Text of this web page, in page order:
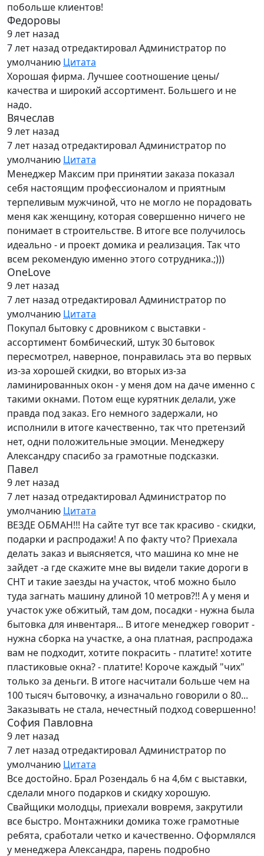
побольше клиентов!
Федоровы
9 лет назад
7 лет назад отредактировал Администратор по
умолчанию Цитата
Хорошая фирма. Лучшее соотношение цены/
качества и широкий ассортимент. Большего и не
надо.
Вячеслав
9 лет назад
7 лет назад отредактировал Администратор по
умолчанию Цитата
Менеджер Максим при принятии заказа показал
себя настоящим профессионалом и приятным
терпеливым мужчиной, что не могло не порадовать
меня как женщину, которая совершенно ничего не
понимает в строительстве. В итоге все получилось
идеально - и проект домика и реализация. Так что
всем рекомендую именно этого сотрудника.;)))
OneLove
9 лет назад
7 лет назад отредактировал Администратор по
умолчанию Цитата
Покупал бытовку с дровником с выставки -
ассортимент бомбический, штук 30 бытовок
пересмотрел, наверное, понравилась эта во первых
из-за хорошей скидки, во вторых из-за
ламинированных окон - у меня дом на даче именно с
такими окнами. Потом еще курятник делали, уже
правда под заказ. Его немного задержали, но
исполнили в итоге качественно, так что претензий
нет, одни положительные эмоции. Менеджеру
Александру спасибо за грамотные подсказки.
Павел
9 лет назад
7 лет назад отредактировал Администратор по
умолчанию Цитата
ВЕЗДЕ ОБМАН!!! На сайте тут все так красиво - скидки,
подарки и распродажи! А по факту что? Приехала
делать заказ и выясняется, что машина ко мне не
зайдет -а где скажите мне вы видели такие дороги в
СНТ и такие заезды на участок, чтоб можно было
туда загнать машину длиной 10 метров?!! А у меня и
участок уже обжитый, там дом, посадки - нужна была
бытовка для инвентаря... В итоге менеджер говорит -
нужна сборка на участке, а она платная, распродажа
вам не подходит, хотите покрасить - платите! хотите
пластиковые окна? - платите! Короче каждый "чих"
только за деньги. В итоге насчитали больше чем на
100 тысяч бытовочку, а изначально говорили о 80...
Заказывать не стала, нечестный подход совершенно!
София Павловна
9 лет назад
7 лет назад отредактировал Администратор по
умолчанию Цитата
Все достойно. Брал Розендаль 6 на 4,6м с выставки,
сделали много подарков и скидку хорошую.
Свайщики молодцы, приехали вовремя, закрутили
все быстро. Монтажники домика тоже грамотные
ребята, сработали четко и качественно. Оформлялся
у менеджера Александра, парень подробно